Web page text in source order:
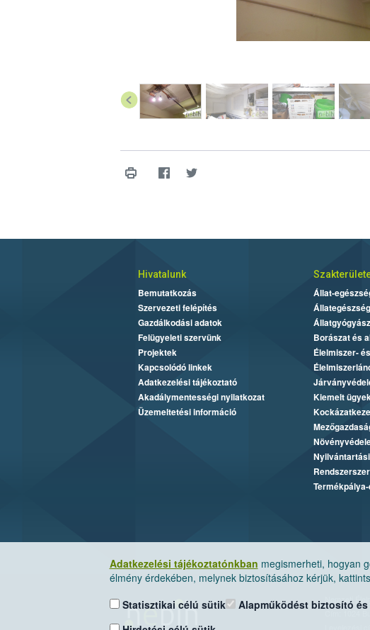
Adatkezelési tájékoztatónkban megismerheti, hogyan
élmény érdekében, melynek biztosításához kérjük,
Statisztikai célú sütik
Alapműködést biztosító
Hivatalunk
Bemutatkozás
Szervezeti felépítés
Gazdálkodási adatok
Felügyeleti szervünk
Projektek
Kapcsolódó linkek
Adatkezelési tájékoztató
Akadálymentességi nyilatkozat
Üzemeltetési információ
Állat-
Borászat és
Élelmiszer-
Kiemelt
Nemzeti